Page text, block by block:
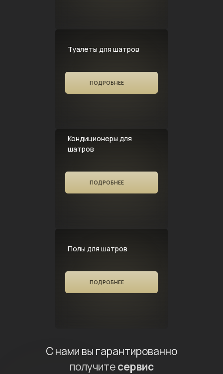
Туалеты для шатров
ПОДРОБНЕЕ
Кондиционеры для
шатров
ПОДРОБНЕЕ
Полы для шатров
ПОДРОБНЕЕ
С нами вы гарантированно
получитесервис